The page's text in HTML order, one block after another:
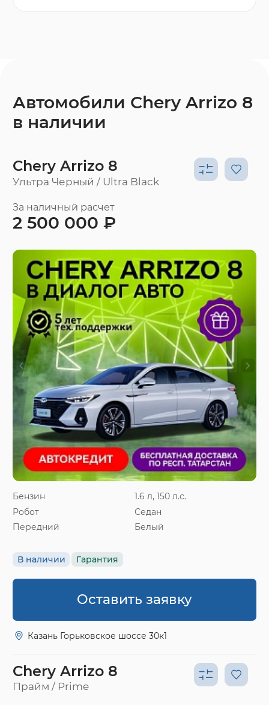
Автомобили Chery Arrizo 8
в наличии
Chery Arrizo 8
Ультра Черный / Ultra Black
Бензин
1.6 л, 150 л.с.
Робот
Седан
Передний
Белый
В наличии Гарантия
За наличный расчет
2 500 000 ₽
Оставить заявку
Казань Горьковское шоссе 30к1
Chery Arrizo 8
Прайм / Prime